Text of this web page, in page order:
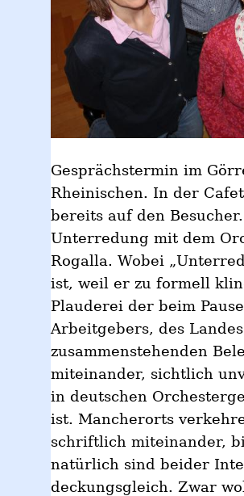
Gesprächstermin im
Rheinischen. In der
bereits auf den
Unterredung mit dem
Rogalla. Wobei
ist, weil er zu formell
Plauderei der beim
Arbeitgebers, des
zusammenstehenden
miteinander, sichtlich
in deutschen
ist. Mancherorts
schriftlich miteinander,
natürlich sind beider
deckungsgleich. Zwar